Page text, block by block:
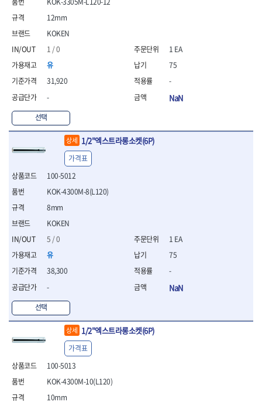
- 날교환드라이버세트
- 드라이버핸들
- 비트세트
- 비트홀다드라이버세트
- 드라이버블레이드
- 비트드라이버
- 검전드라이버
- 육각T렌치
- 전동비트홀다
- 드라이버비트세트
- 옵셋드라이버
- 스크래퍼드라이버
- 시계드라이버
- 기어렌치
- 육각복스드라이버
- 스크류드라이버
- 툴첵플러스
- 볼트세터
- 너트드라이버
- 자화기
- 레이저팁 드라이버
- 라쳇렌치
- 임팩엑스트라롱소켓
- 드릴척아답타
- 옵셋렌치
- 파워렌치
- 에어앵글그라인더
- 에어리베터기
- 타이어압력게이지
- 에어원형샌더
- 에어톱
- 운반가방
- 습식그라인더
- 건식그라인더
- 연마지그
- 기타 악세사리
- 루터, 루터테이블
이젠
일레드
츠노다(TTC)
타이거(TIGER)
플렉스-절단석
협성
황금손
KOKEN
1 / 0
유
31,920
-
선택
12mm
1 EA
75
-
NaN
상세 1/2"엑스트라롱소켓(6P)
100-5012
KOKEN
5 / 0
유
38,300
-
선택
KOK-4300M-8(L120)
8mm
가격표
1 EA
75
-
NaN
상세 1/2"엑스트라롱소켓(6P)
100-5013
KOK-4300M-10(L120)
10mm
가격표